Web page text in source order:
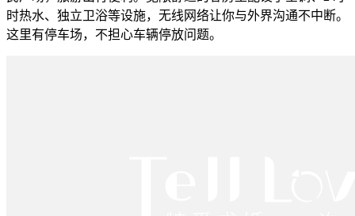
时热水、独立卫浴等设施，无线网络让你与外界沟通不中断。
这里有停车场，不担心车辆停放问题。